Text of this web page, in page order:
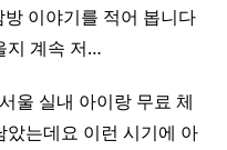
이야기를 적어 봅니다
지 계속 저…
울 실내 아이랑 무료 체
았는데요 이런 시기에 아